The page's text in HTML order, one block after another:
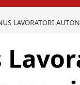
LAVORATORI